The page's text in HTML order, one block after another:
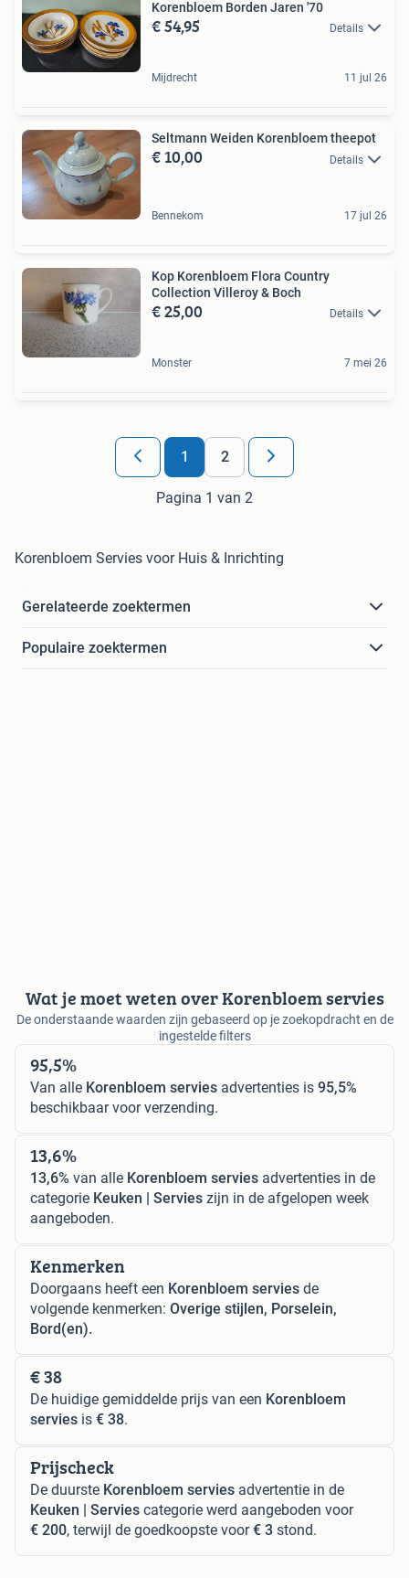
Korenbloem Borden Jaren '70
€ 54,95 Details
Mijdrecht 11 jul 26
Seltmann Weiden Korenbloem theepot
€ 10,00 Details
Bennekom 17 jul 26
Kop Korenbloem Flora Country
Collection Villeroy & Boch
€ 25,00 Details
Monster 7 mei 26
1 2
Pagina 1 van 2
Korenbloem Servies voor Huis & Inrichting
Gerelateerde zoektermen
Populaire zoektermen
Wat je moet weten over Korenbloem servies
De onderstaande waarden zijn gebaseerd op je zoekopdracht en de
ingestelde filters
95,5%
Van alle Korenbloem servies advertenties is 95,5%
beschikbaar voor verzending.
13,6%
13,6% van alle Korenbloem servies advertenties in de
categorie Keuken | Servies zijn in de afgelopen week
aangeboden.
Kenmerken
Doorgaans heeft een Korenbloem servies de
volgende kenmerken: Overige stijlen, Porselein,
Bord(en).
€ 38
De huidige gemiddelde prijs van een Korenbloem
servies is € 38.
Prijscheck
De duurste Korenbloem servies advertentie in de
Keuken | Servies categorie werd aangeboden voor
€ 200, terwijl de goedkoopste voor€ 3 stond.